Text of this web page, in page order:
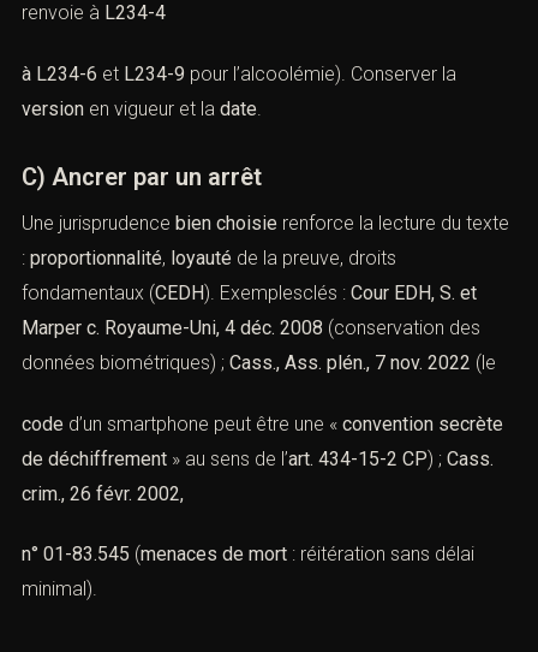
renvoie à L234-4
à L234-6 et L234-9 pour l’alcoolémie). Conserver la
version en vigueur et la date.
C) Ancrer par un arrêt
Une jurisprudence bien choisie renforce la lecture du texte
: proportionnalité, loyauté de la preuve, droits
fondamentaux (CEDH). Exemplesclés : Cour EDH, S. et
Marper c. Royaume-Uni, 4 déc. 2008 (conservation des
données biométriques) ; Cass., Ass. plén., 7 nov. 2022 (le
code d’un smartphone peut être une « convention secrète
de déchiffrement » au sens de l’art. 434-15-2 CP) ; Cass.
crim., 26 févr. 2002,
n° 01-83.545 (menaces de mort : réitération sans délai
minimal).